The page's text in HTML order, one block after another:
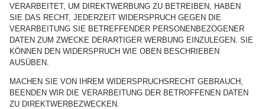
VERARBEITET, UM DIREKTWERBUNG ZU BETREIBEN, HABEN
SIE DAS RECHT, JEDERZEIT WIDERSPRUCH GEGEN DIE
VERARBEITUNG SIE BETREFFENDER PERSONENBEZOGENER
DATEN ZUM ZWECKE DERARTIGER WERBUNG EINZULEGEN. SIE
KÖNNEN DEN WIDERSPRUCH WIE OBEN BESCHRIEBEN
AUSÜBEN.
MACHEN SIE VON IHREM WIDERSPRUCHSRECHT GEBRAUCH,
BEENDEN WIR DIE VERARBEITUNG DER BETROFFENEN DATEN
ZU DIREKTWERBEZWECKEN.